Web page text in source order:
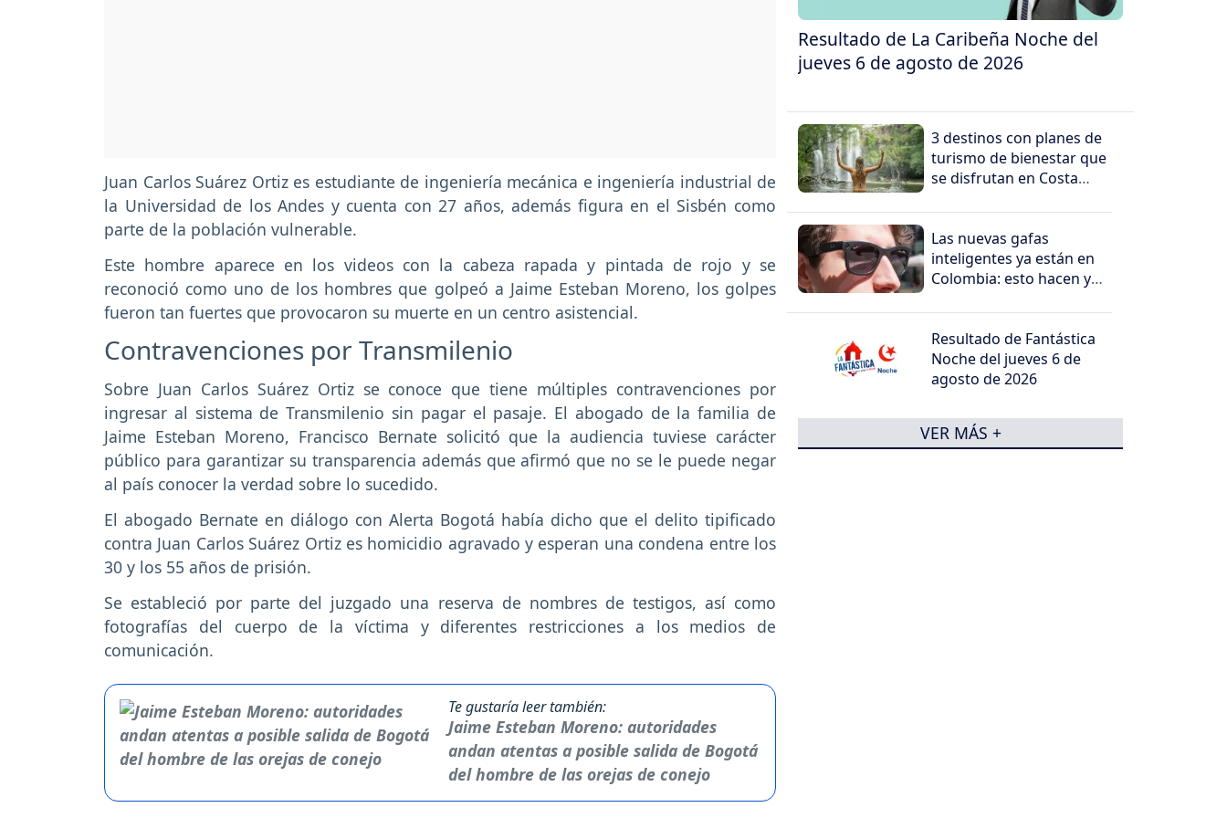
Juan Carlos Suárez Ortiz es estudiante de ingeniería mecánica e ingeniería industrial de
la Universidad de los Andes y cuenta con 27 años, además figura en el Sisbén como
parte de la población vulnerable.
Este hombre aparece en los videos con la cabeza rapada y pintada de rojo y se
reconoció como uno de los hombres que golpeó a Jaime Esteban Moreno, los golpes
fueron tan fuertes que provocaron su muerte en un centro asistencial.
Contravenciones por Transmilenio
Sobre Juan Carlos Suárez Ortiz se conoce que tiene múltiples contravenciones por
ingresar al sistema de Transmilenio sin pagar el pasaje. El abogado de la familia de
Jaime Esteban Moreno, Francisco Bernate solicitó que la audiencia tuviese carácter
público para garantizar su transparencia además que afirmó que no se le puede negar
al país conocer la verdad sobre lo sucedido.
El abogado Bernate en diálogo con Alerta Bogotá había dicho que el delito tipificado
contra Juan Carlos Suárez Ortiz es homicidio agravado y esperan una condena entre los
30 y los 55 años de prisión.
Se estableció por parte del juzgado una reserva de nombres de testigos, así como
fotografías del cuerpo de la víctima y diferentes restricciones a los medios de
comunicación.
Te gustaría leer también:
Jaime Esteban Moreno: autoridades
andan atentas a posible salida de Bogotá
del hombre de las orejas de conejo
Resultado de La Caribeña Noche del
jueves 6 de agosto de 2026
3 destinos con planes de
turismo de bienestar que
se disfrutan en Costa
Las nuevas gafas
inteligentes ya están en
Colombia: esto hacen y
preocupación
Resultado de Fantástica
Noche del jueves 6 de
agosto de 2026
VER MÁS +